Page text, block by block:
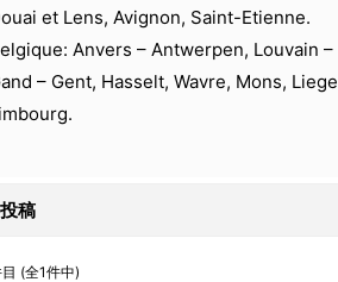
et Lens, Avignon, Saint-Etienne.
Anvers – Antwerpen, Louvain
– Gent, Hasselt, Wavre, Mons,
投稿
(全1件中)